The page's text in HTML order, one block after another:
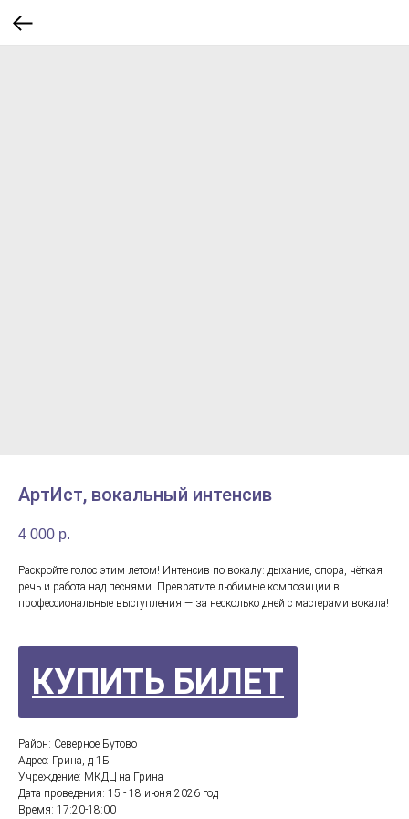
АртИст, вокальный интенсив
4 000 р.
Раскройте голос этим летом! Интенсив по вокалу: дыхание, опора, чёткая
речь и работа над песнями. Превратите любимые композиции в
профессиональные выступления — за несколько дней с мастерами вокала!
КУПИТЬ БИЛЕТ
Район: Северное Бутово
Адрес: Грина, д 1Б
Учреждение: МКДЦ на Грина
Дата проведения: 15 - 18 июня 2026 год
Время: 17:20-18:00